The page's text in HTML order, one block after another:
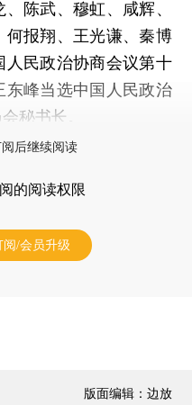
陈武、穆虹、咸辉、
报翔、王光谦、秦博
人民政治协商会议第十
东峰当选中国人民政治
秘书长。
后继续阅读
的阅读权限
阅/会员升级
版面编辑：边放